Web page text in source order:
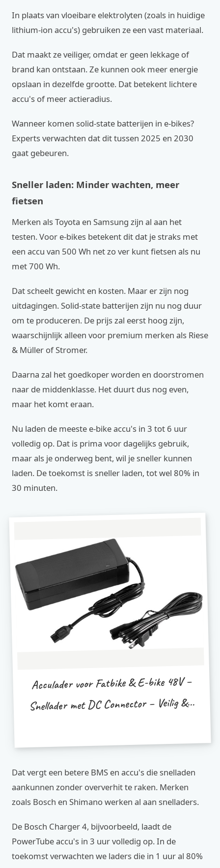
In plaats van vloeibare elektrolyten (zoals in huidige
lithium-ion accu's) gebruiken ze een vast materiaal.
Dat maakt ze veiliger, omdat er geen lekkage of
brand kan ontstaan. Ze kunnen ook meer energie
opslaan in dezelfde grootte. Dat betekent lichtere
accu's of meer actieradius.
Wanneer komen solid-state batterijen in e-bikes?
Experts verwachten dat dit tussen 2025 en 2030
gaat gebeuren.
Sneller laden: Minder wachten, meer
fietsen
Merken als Toyota en Samsung zijn al aan het
testen. Voor e-bikes betekent dit dat je straks met
een accu van 500 Wh net zo ver kunt fietsen als nu
met 700 Wh.
Dat scheelt gewicht en kosten. Maar er zijn nog
uitdagingen. Solid-state batterijen zijn nu nog duur
om te produceren. De prijs zal eerst hoog zijn,
waarschijnlijk alleen voor premium merken als Riese
& Müller of Stromer.
Daarna zal het goedkoper worden en doorstromen
naar de middenklasse. Het duurt dus nog even,
maar het komt eraan.
Nu laden de meeste e-bike accu's in 3 tot 6 uur
volledig op. Dat is prima voor dagelijks gebruik,
maar als je onderweg bent, wil je sneller kunnen
laden. De toekomst is sneller laden, tot wel 80% in
30 minuten.
Acculader voor Fatbike & E-bike 48V –
Snellader met DC Connector – Veilig &...
Dat vergt een betere BMS en accu's die snelladen
aankunnen zonder oververhit te raken. Merken
zoals Bosch en Shimano werken al aan snelladers.
De Bosch Charger 4, bijvoorbeeld, laadt de
PowerTube accu's in 3 uur volledig op. In de
toekomst verwachten we laders die in 1 uur al 80%